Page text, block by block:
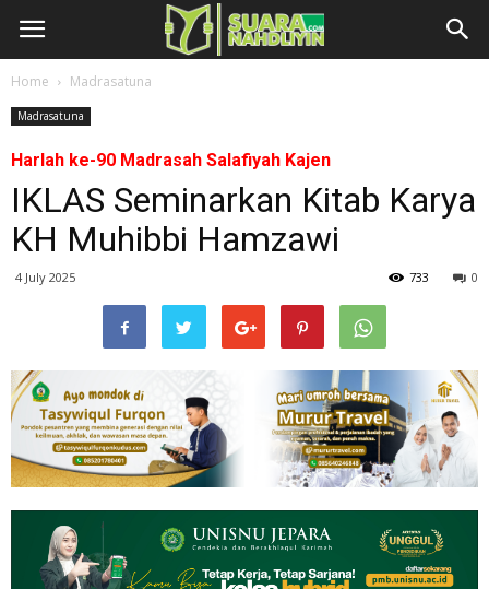
Home Madrasatuna
Madrasatuna
Harlah ke-90 Madrasah Salafiyah Kajen
IKLAS Seminarkan Kitab Karya
KH Muhibbi Hamzawi
4 July 2025 0
733